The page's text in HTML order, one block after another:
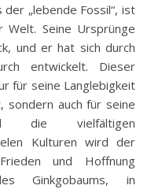
Seine Ursprünge
und er hat sich durch
entwickelt. Dieser
für seine Langlebigkeit
sondern auch für seine
die vielfältigen
Kulturen wird der
und Hoffnung
Ginkgobaums, in